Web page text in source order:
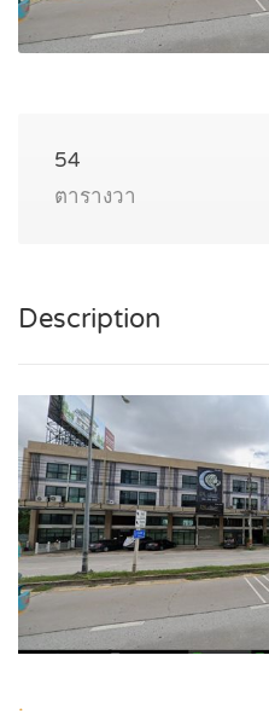
54
ตารางวา
Description
.